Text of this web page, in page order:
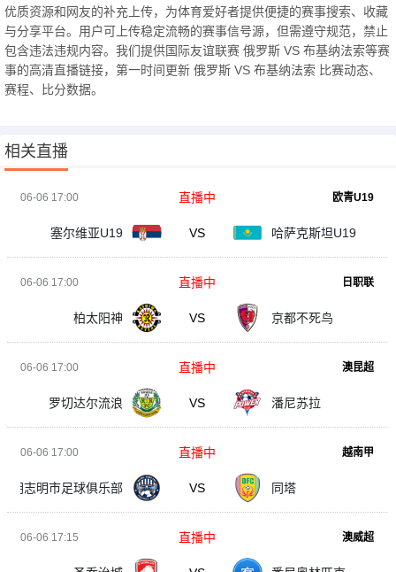
优质资源和网友的补充上传，为体育爱好者提供便捷的赛事搜索、收藏
与分享平台。用户可上传稳定流畅的赛事信号源，但需遵守规范，禁止
包含违法违规内容。我们提供国际友谊联赛 俄罗斯 VS 布基纳法索等赛
事的高清直播链接，第一时间更新 俄罗斯 VS 布基纳法索 比赛动态、
赛程、比分数据。
相关直播
06-06 17:00 欧青U19
塞尔维亚U19 VS 哈萨克斯坦U19
直播中
06-06 17:00 日职联
柏太阳神 VS 京都不死鸟
直播中
06-06 17:00 澳昆超
罗切达尔流浪 VS 潘尼苏拉
直播中
06-06 17:00 越南甲
胡志明市足球俱乐部 VS 同塔
直播中
06-06 17:15 澳威超
直播中